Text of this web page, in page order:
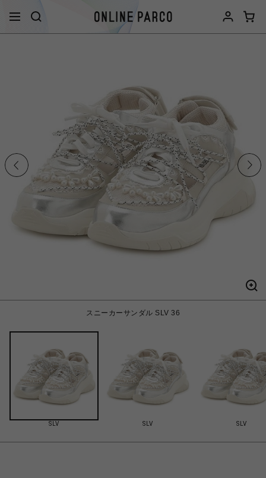
スニーカーサンダル SLV 36
SLV SLV SLV